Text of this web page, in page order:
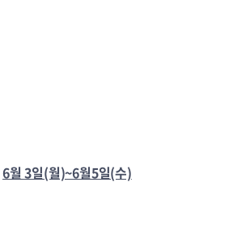
6월 3일(월)~6월5일(수)